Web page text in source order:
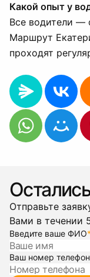
Какой опыт у
Все водители —
Маршрут
проходят
Отправьте
Вами в течении
Введите ваше ФИО*
Ваш номер